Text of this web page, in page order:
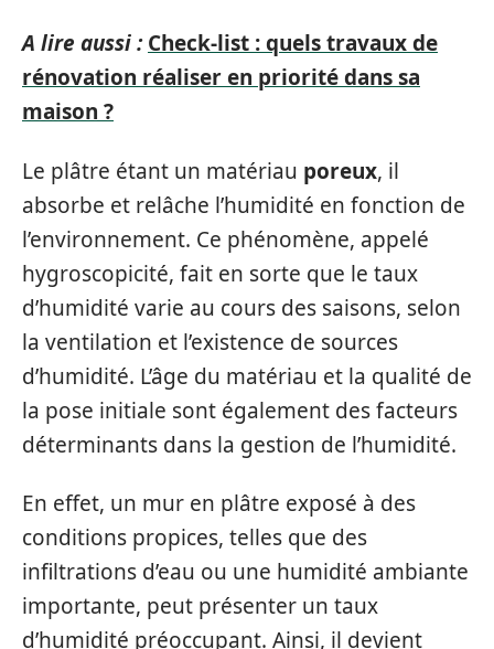
A lire aussi : Check-list : quels travaux de
rénovation réaliser en priorité dans sa
maison ?
Le plâtre étant un matériau poreux, il
absorbe et relâche l’humidité en fonction de
l’environnement. Ce phénomène, appelé
hygroscopicité, fait en sorte que le taux
d’humidité varie au cours des saisons, selon
la ventilation et l’existence de sources
d’humidité. L’âge du matériau et la qualité de
la pose initiale sont également des facteurs
déterminants dans la gestion de l’humidité.
En effet, un mur en plâtre exposé à des
conditions propices, telles que des
infiltrations d’eau ou une humidité ambiante
importante, peut présenter un taux
d’humidité préoccupant. Ainsi, il devient